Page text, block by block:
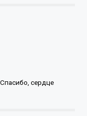
сердце